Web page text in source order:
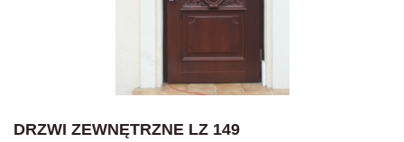
DRZWI ZEWNĘTRZNE LZ 149